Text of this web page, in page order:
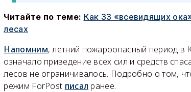
Читайте по теме: Как 33 «всевидящих
лесах
Напомним, летний пожароопасный период в
означало приведение всех сил и средств
лесов не ограничивалось. Подробно о том,
режим ForPost писал ранее.